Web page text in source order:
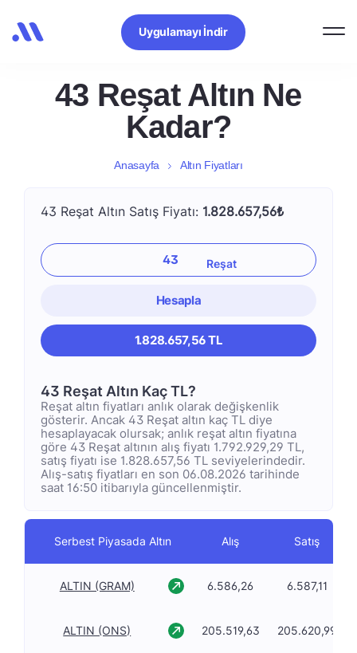
Uygulamayı İndir
43 Reşat Altın Ne
Kadar?
Anasayfa Altın Fiyatları
43 Reşat Altın Satış Fiyatı: 1.828.657,56₺
Hesapla
1.828.657,56 TL
43 Reşat Altın Kaç TL?
Reşat altın fiyatları anlık olarak değişkenlik
gösterir. Ancak 43 Reşat altın kaç TL diye
hesaplayacak olursak; anlık reşat altın fiyatına
göre 43 Reşat altının alış fiyatı 1.792.929,29 TL,
satış fiyatı ise 1.828.657,56 TL seviyelerindedir.
Alış-satış fiyatları en son 06.08.2026 tarihinde
saat 16:50 itibarıyla güncellenmiştir.
Serbest Piyasada Altın Alış Satış
ALTIN (GRAM) 6.586,26 6.587,11
ALTIN (ONS) 205.519,63 205.620,99